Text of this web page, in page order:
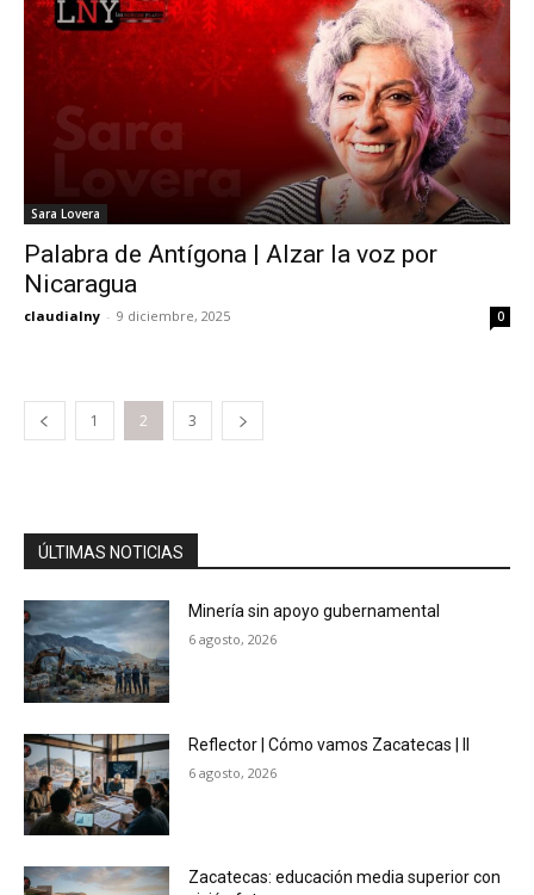
Sara Lovera
Palabra de Antígona | Alzar la voz por
Nicaragua
claudialny - 9 diciembre, 2025 0
1 2 3
ÚLTIMAS NOTICIAS
Minería sin apoyo gubernamental
6 agosto, 2026
Reflector | Cómo vamos Zacatecas | II
6 agosto, 2026
Zacatecas: educación media superior con